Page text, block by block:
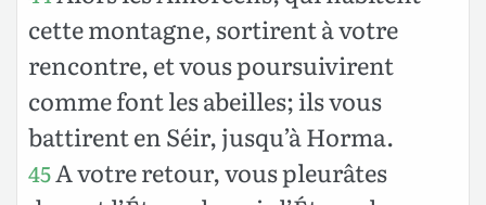
cette montagne, sortirent à votre
rencontre, et vous poursuivirent
comme font les abeilles; ils vous
battirent en Séir, jusqu’à Horma.
45A votre retour, vous pleurâtes